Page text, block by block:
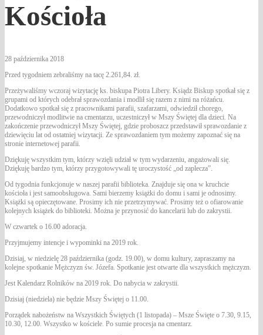
Kościoła
28 października 2018
Przed tygodniem zebraliśmy na tacę 2.261,84. zł.
Przeżywaliśmy wczoraj wizytację ks. biskupa Piotra Libery. Ksiądz Biskup spotkał się z
grupami od których odebrał sprawozdania i modlił się razem z nimi na różańcu.
Dodatkowo spotkał się z pracownikami parafii, szafarzami, odwiedził chorego,
przewodniczył modlitwie na cmentarzu, uczestniczył w Mszy Świętej dla dzieci. Na
zakończenie przewodniczył Mszy Świętej, gdzie proboszcz przedstawił sprawozdanie z
dziewięciu lat od ostatniej wizytacji. Ze sprawozdaniem tym możemy zapoznać się na
stronie internetowej parafii.
Dziękuję wszystkim tym, którzy wzięli udział w tym wydarzeniu, angażowali się.
Dziękuję bardzo tym, którzy przygotowywali tę uroczystość „od zaplecza”.
Od tygodnia funkcjonuje w naszej parafii biblioteka. Znajduje się ona w kruchcie
kościoła i jest samoobsługowa. Sami bierzemy książki do domu i sami je odnosimy.
Książki są opieczętowane. Prosimy ich nie przetrzymywać. Prosimy też o ofiarowanie
kolejnych książek do biblioteki. Można je przynosić do kancelarii lub do zakrystii.
W czwartek o 16.00 adoracja.
Przyjmujemy intencje i wypominki na 2019 rok.
Dzisiaj, w niedzielę 28 października (godz. 19.00), w domu kultury, zapraszamy na
kolejne spotkanie Mężczyzn św. Józefa. Spotkanie jest otwarte dla wszystkich mężczyzn.
Jest Kalendarz Rolników na 2019 rok. Do nabycia w zakrystii.
Dzisiaj (niedziela) nie będzie Mszy Świętej o 11.00.
Porządek nabożeństw na Wszystkich Świętych (1 listopada) – Msze Święte o 7.30, 9.15,
10.30, 12.00. Wszystko w kościele. Po sumie procesja na cmentarz.